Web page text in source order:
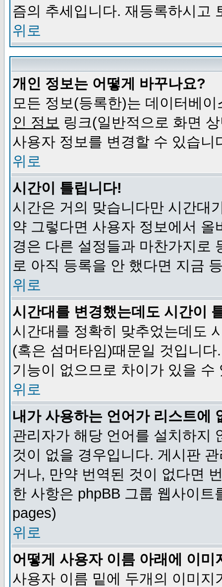
즘의 추세입니다. 재등록하시고
위로
개인 정보는 어떻게 바꾸나요?
모든 정보(등록한)는 데이터베
인 정보 링크(일반적으로 화면
사용자 정보를 변경할 수 있습니
위로
시간이 틀립니다!
시간은 거의 맞습니다만 시간대
약 그렇다면 사용자 정보에서
경은 다른 설정들과 마찬가지로
로 아직 등록을 안 했다면 지금
위로
시간대를 변경했는데도 시간이
시간대를 정확히 맞추었는데도
(혹은 섬머타임)때문일 것입니
기능이 없으므로 차이가 있을 수
위로
내가 사용하는 언어가 리스트에
관리자가 해당 언어를 설치하지
것이 없을 경우입니다. 게시판
거나, 만약 번역된 것이 없다면
한 사항은 phpBB 그룹 웹사이
pages)
위로
어떻게 사용자 이름 아래에 이미
사용자 이름 밑에 두개의 이미